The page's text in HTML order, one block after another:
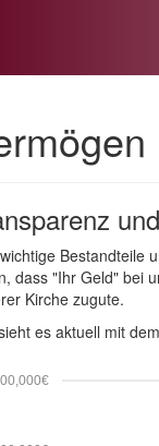
Bestandteile
dass "Ihr Geld" bei
Kirche zugute.
es aktuell mit